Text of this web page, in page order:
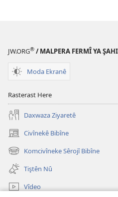
JW.ORG® / MALPERA FERMÎ YA
Moda Ekranê
Rasterast Here
Daxwaza Ziyaretê
Civînekê Bibîne
(opens
new
window)
Komcivîneke Sêrojî Bibîne
(opens
new
window)
Tiştên Nû
Vîdeo